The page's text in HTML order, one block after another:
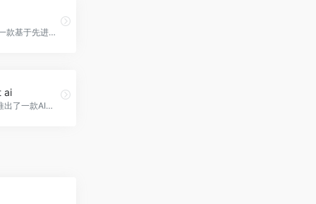
Molin AI是一款基于先进的人工智能语言模型开发的智能客服工具，能够解决复杂问题，并提供更准确的答案。它支持92种语言，能够自动切换语言，并具备自动执行操作的能力，Molin官网入口网址
ai
Reachout推出了一款AI人工智能驱动的视频开发平台，助您打造个性化、高效、专业的视频内容。随着移动互联网的不断创新和普及，视频已成为现代社交、信息传播的重要载体和手段。为了更好地满足个人、品牌、企业的视频需求，Reachout ai官网入口网址